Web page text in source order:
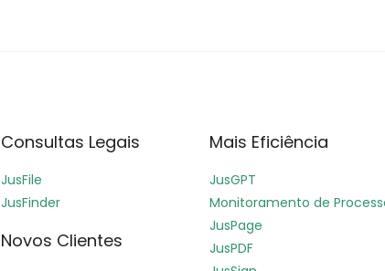
Consultas Legais
JusFile
JusFinder
Novos Clientes
Mais Eficiência
JusGPT
Monitoramento de
JusPage
JusPDF